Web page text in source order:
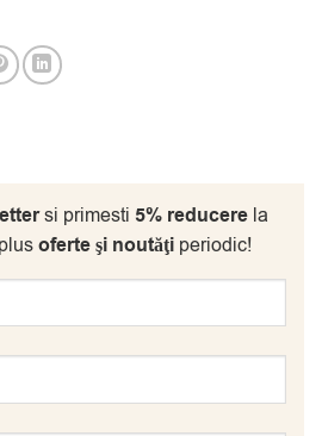
si primesti 5% reducere la
oferte şi noutăţiperiodic!